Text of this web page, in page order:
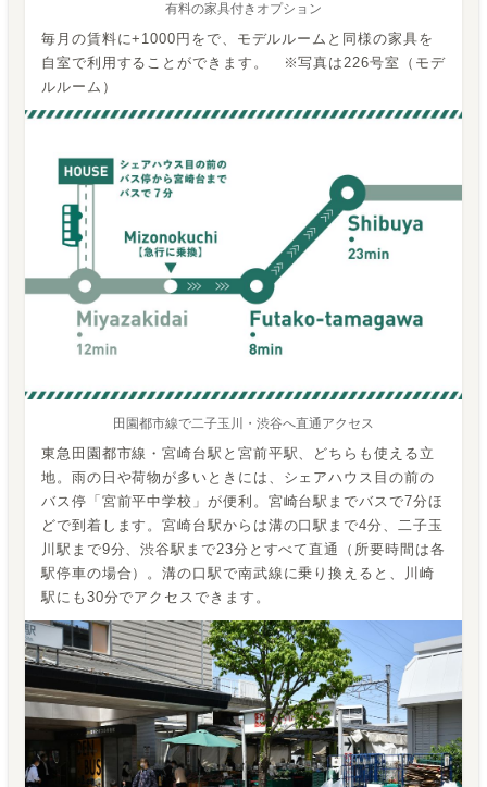
有料の家具付きオプション
毎月の賃料に+1000円をで、モデルルームと同様の家具を
自室で利用することができます。 ※写真は226号室（モデ
ルルーム）
田園都市線で二子玉川・渋谷へ直通アクセス
東急田園都市線・宮崎台駅と宮前平駅、どちらも使える立
地。雨の日や荷物が多いときには、シェアハウス目の前の
バス停「宮前平中学校」が便利。宮崎台駅までバスで7分ほ
どで到着します。宮崎台駅からは溝の口駅まで4分、二子玉
川駅まで9分、渋谷駅まで23分とすべて直通（所要時間は各
駅停車の場合）。溝の口駅で南武線に乗り換えると、川崎
駅にも30分でアクセスできます。